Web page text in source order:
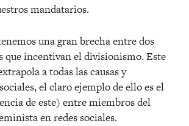
mandatarios.
una gran brecha entre dos
que incentivan el divisionismo. Este
a todas las causas y
el claro ejemplo de ello es el
de este) entre miembros del
en redes sociales.